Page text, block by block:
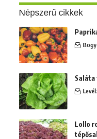
Népszerű cikkek
Saláta
Lollo